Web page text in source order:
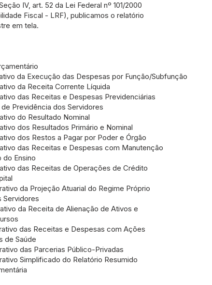
IV, art. 52 da Lei Federal nº 101/2000
Fiscal - LRF), publicamos o relatório
em tela.
da Execução das Despesas por Função/Subfunção
da Receita Corrente Líquida
das Receitas e Despesas Previdenciárias
Previdência dos Servidores
do Resultado Nominal
dos Resultados Primário e Nominal
dos Restos a Pagar por Poder e Órgão
das Receitas e Despesas com Manutenção
do Ensino
das Receitas de Operações de Crédito
da Projeção Atuarial do Regime Próprio
Servidores
da Receita de Alienação de Ativos e
das Receitas e Despesas com Ações
de Saúde
das Parcerias Público-Privadas
Simplificado do Relatório Resumido